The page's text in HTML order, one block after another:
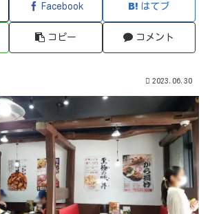
Facebook はてブ
コピー コメント
2023.06.30